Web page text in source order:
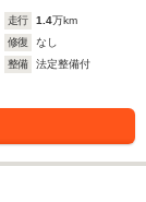
走行 1.4万km
修復
なし
整備
法定整備付